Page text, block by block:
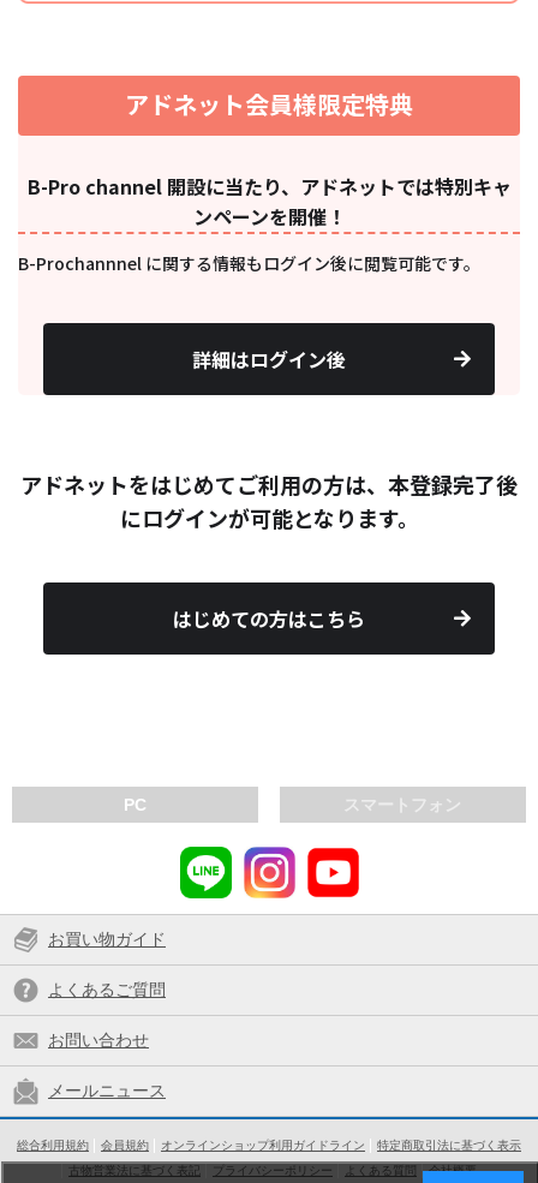
アドネット会員様限定特典
B-Pro channel 開設に当たり、アドネットでは特別キャ
ンペーンを開催！
B-Prochannnel に関する情報もログイン後に閲覧可能です。
詳細はログイン後
アドネットをはじめてご利用の方は、本登録完了後
にログインが可能となります。
はじめての方はこちら
スマートフォン
PC
お買い物ガイド
よくあるご質問
お問い合わせ
メールニュース
総合利用規約 会員規約 オンラインショップ利用ガイドライン
特定商取引法に基づく表示
古物営業法に基づく表記
プライバシーポリシー よくある質問 会社概要